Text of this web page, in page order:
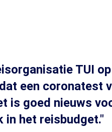
TUI
een coronatest
is goed nieuws
in het reisbudget."